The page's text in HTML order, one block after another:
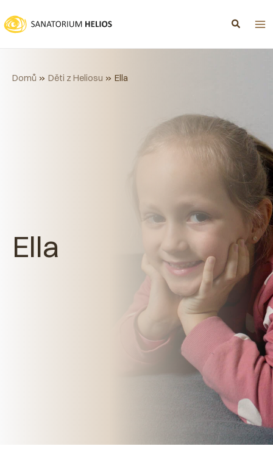
na
obsah
Ella
Domů Děti z Heliosu Ella